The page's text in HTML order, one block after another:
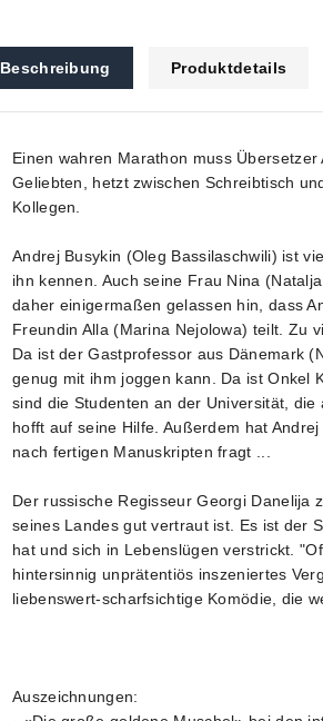
Beschreibung Produktdetails
Einen wahren Marathon muss
Geliebten, hetzt zwischen Schreibtisch
Kollegen.
Andrej Busykin (Oleg Bassilaschwili) ist
ihn kennen. Auch seine Frau Nina
daher einigermaßen gelassen hin, dass
Freundin Alla (Marina Nejolowa) teilt. Zu
Da ist der Gastprofessor aus Dänemark
genug mit ihm joggen kann. Da ist Onkel
sind die Studenten an der Universität,
hofft auf seine Hilfe. Außerdem hat
nach fertigen Manuskripten fragt ...
Der russische Regisseur Georgi Danelija
seines Landes gut vertraut ist. Es ist der
hat und sich in Lebenslügen verstrickt.
hintersinnig unprätentiös inszeniertes
liebenswert-scharfsichtige Komödie, die
Auszeichnungen: